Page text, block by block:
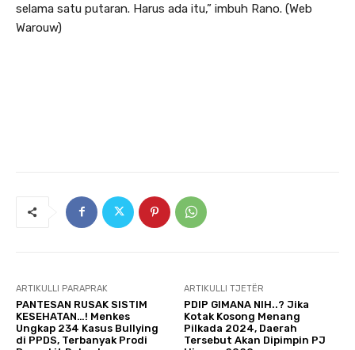
selama satu putaran. Harus ada itu,” imbuh Rano. (Web
Warouw)
ARTIKULLI PARAPRAK
PANTESAN RUSAK SISTIM
KESEHATAN…! Menkes
Ungkap 234 Kasus Bullying
di PPDS, Terbanyak Prodi
ARTIKULLI TJETËR
PDIP GIMANA NIH..? Jika
Kotak Kosong Menang
Pilkada 2024, Daerah
Tersebut Akan Dipimpin PJ